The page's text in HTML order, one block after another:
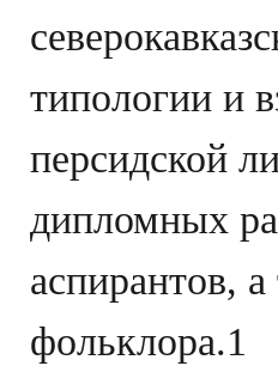
типологии и
персидской
дипломных
аспирантов,
фольклора.1